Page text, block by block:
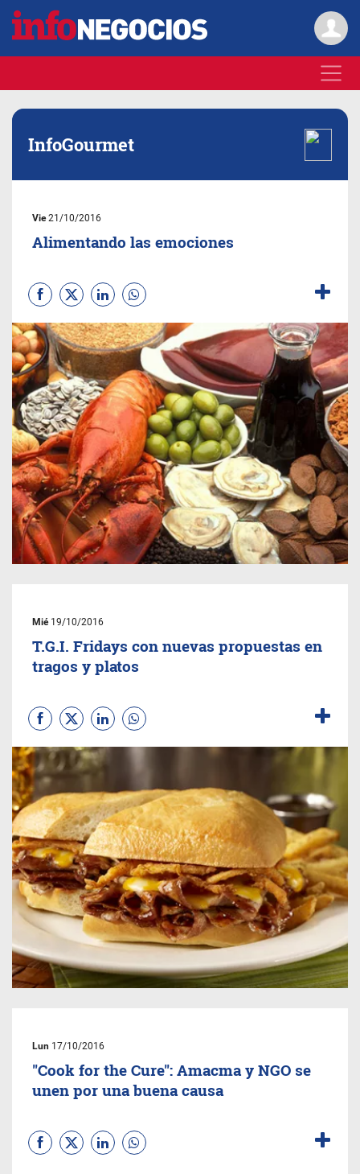
InfoGourmet
Vie21/10/2016
Alimentando las emociones
Mié19/10/2016
T.G.I. Fridays con nuevas propuestas en
tragos y platos
Lun 17/10/2016
"Cook for the Cure": Amacma y NGO se
unen por una buena causa